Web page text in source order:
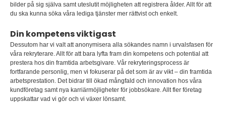
bilder på sig själva samt uteslutit möjligheten att registrera ålder. Allt för att
du ska kunna söka våra lediga tjänster mer rättvist och enkelt.
Din kompetens viktigast
Dessutom har vi valt att anonymisera alla sökandes namn i urvalsfasen för
våra rekryterare. Allt för att bara lyfta fram din kompetens och potential att
prestera hos din framtida arbetsgivare. Vår rekryteringsprocess är
fortfarande personlig, men vi fokuserar på det som är av vikt – din framtida
arbetsprestation. Det bidrar till ökad mångfald och innovation hos våra
kundföretag samt nya karriärmöjligheter för jobbsökare. Allt fler företag
uppskattar vad vi gör och vi växer lönsamt.